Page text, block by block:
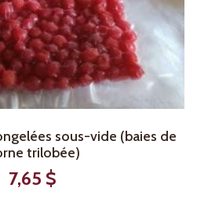
sous-vide (baies de
trilobée)
7,65 $